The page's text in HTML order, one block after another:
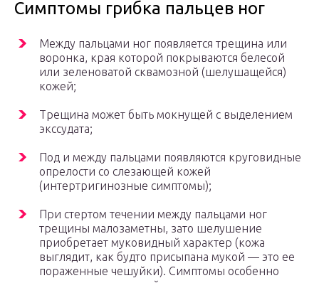
Симптомы грибка пальцев ног
Между пальцами ног появляется трещина или
воронка, края которой покрываются белесой
или зеленоватой сквамозной (шелушащейся)
кожей;
Трещина может быть мокнущей с выделением
экссудата;
Под и между пальцами появляются круговидные
опрелости со слезающей кожей
(интертригинозные симптомы);
При стертом течении между пальцами ног
трещины малозаметны, зато шелушение
приобретает муковидный характер (кожа
выглядит, как будто присыпана мукой — это ее
пораженные чешуйки). Симптомы особенно